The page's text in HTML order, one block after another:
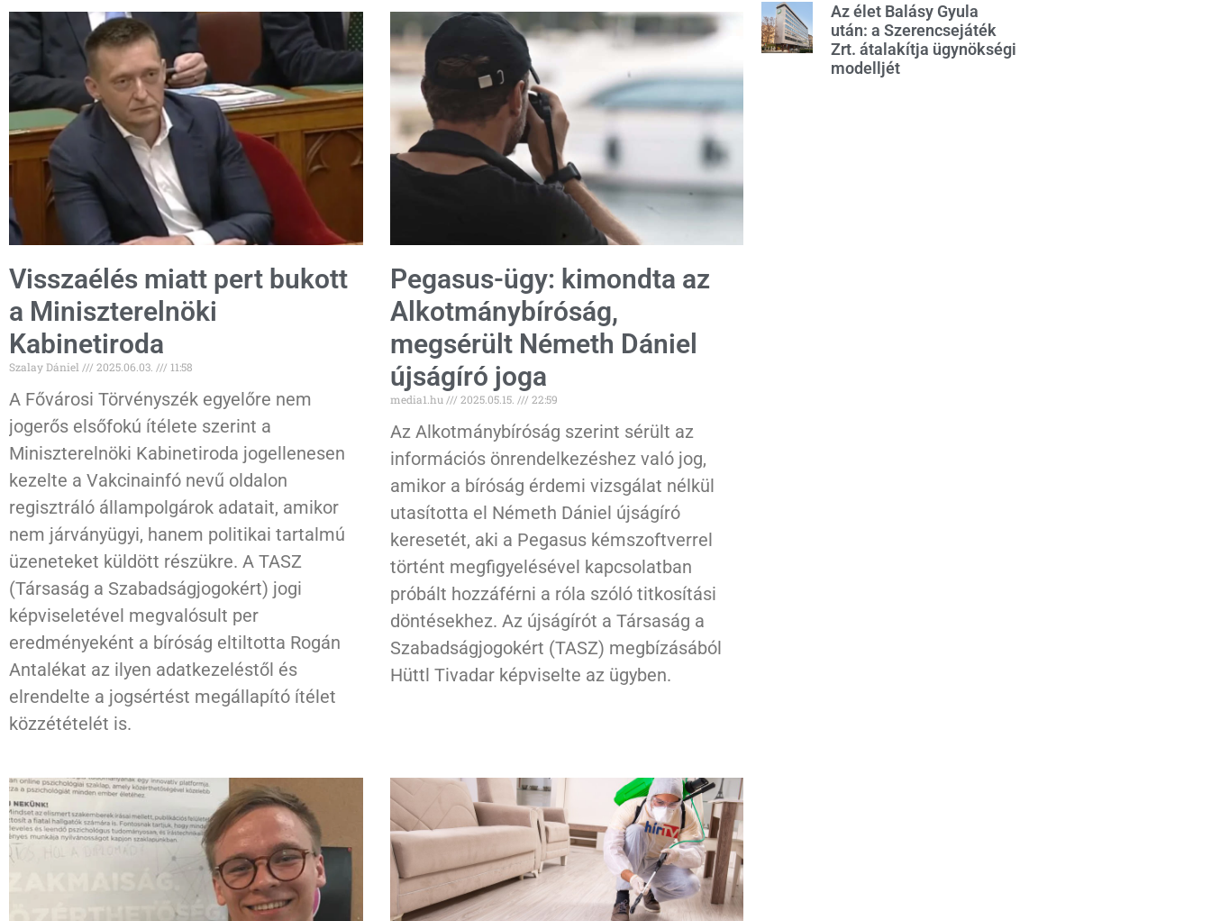
Visszaélés miatt pert bukott
a Miniszterelnöki
Kabinetiroda
Szalay Dániel 2025.06.03. 11:58
A Fővárosi Törvényszék egyelőre nem
jogerős elsőfokú ítélete szerint a
Miniszterelnöki Kabinetiroda jogellenesen
kezelte a Vakcinainfó nevű oldalon
regisztráló állampolgárok adatait, amikor
nem járványügyi, hanem politikai tartalmú
üzeneteket küldött részükre. A TASZ
(Társaság a Szabadságjogokért) jogi
képviseletével megvalósult per
eredményeként a bíróság eltiltotta Rogán
Antalékat az ilyen adatkezeléstől és
elrendelte a jogsértést megállapító ítélet
közzétételét is.
Pegasus-ügy: kimondta az
Alkotmánybíróság,
megsérült Németh Dániel
újságíró joga
media1.hu 2025.05.15. 22:59
Az Alkotmánybíróság szerint sérült az
információs önrendelkezéshez való jog,
amikor a bíróság érdemi vizsgálat nélkül
utasította el Németh Dániel újságíró
keresetét, aki a Pegasus kémszoftverrel
történt megfigyelésével kapcsolatban
próbált hozzáférni a róla szóló titkosítási
döntésekhez. Az újságírót a Társaság a
Szabadságjogokért (TASZ) megbízásából
Hüttl Tivadar képviselte az ügyben.
Az élet Balásy Gyula
után: a Szerencsejáték
Zrt. átalakítja ügynökségi
modelljét